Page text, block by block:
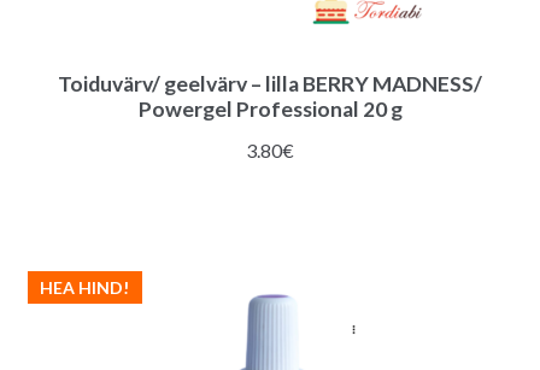
Toiduvärv/ geelvärv – lilla BERRY MADNESS/
Powergel Professional 20 g
3.80€
HEA HIND!